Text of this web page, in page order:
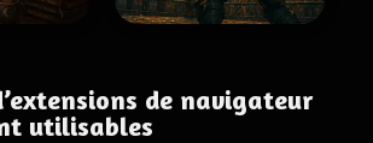
de navigateur
utilisables